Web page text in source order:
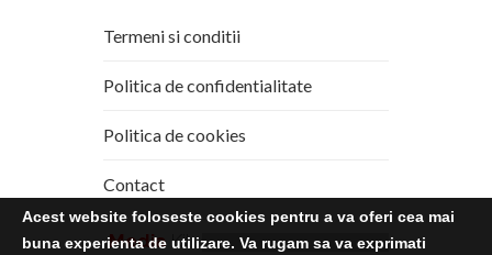
Termeni si conditii
Politica de confidentialitate
Politica de cookies
Contact
Media Kit
Acest website foloseste cookies pentru a va oferi cea mai
buna experienta de utilizare. Va rugam sa va exprimati